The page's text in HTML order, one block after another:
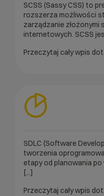
SCSS (Sassy CSS) to
rozszerza możliwości
zarządzanie złożonymi
internetowych. SCSS
Przeczytaj cały wpis dot.
SDLC (Software
tworzenia
etapy od planowania
[...]
Przeczytaj cały wpis dot.